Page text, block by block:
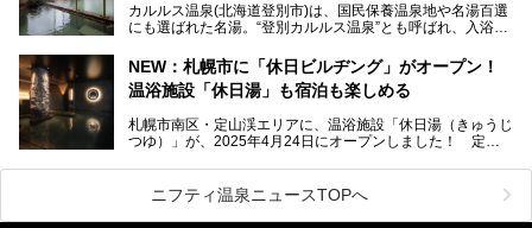
の温泉や料理をはじめ、パブリックスペース・客室など宿の
全貌を徹底的にご紹介します！
カルルス温泉(北海道登別市)は、国民保養温泉地や名湯百選
にも選ばれた名湯。“登別カルルス温泉”とも呼ばれ、入浴剤
豊かな登別温泉とは対照的な存在で、今も湯治場的な要素が
残る閑静な温泉地です。
地体験し、カルルス温泉をご紹介。温泉地の概要や泉質解説
をはじめ、日帰り入浴可能な全３施設の紹介・周辺観光・ア
NEW：札幌市に「休日ビルヂング」がオープン！
温浴施設「休日湯」も宿泊も楽しめる
札幌市南区・定山渓エリアに、温浴施設「休日湯（きゅうじ
つゆ）」が、2025年4月24日にオープンしました！ 定山
この施設は、温泉・サウナの「休日湯」・ラウンジの「THE
LOUNGE DAYOF」・グルメ「休日洋麺店」・ホテル「エク
スクラメーションホテル」で構成された、まさに大人の癒し
空間。
ニフティ温泉ニュースTOPへ